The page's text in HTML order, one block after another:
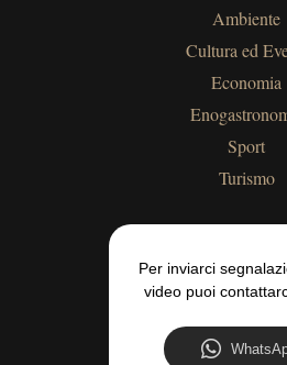
Ambiente
Cultura ed
Economia
Sport
Turismo
Per inviarci
video puoi